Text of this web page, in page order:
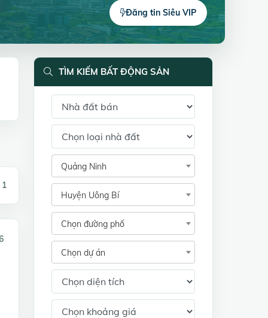
Đăng tin Siêu VIP
TÌM KIẾM BẤT ĐỘNG SẢN
Quảng Ninh
Huyện Uông Bí
Chọn đường phố
Chọn dự án